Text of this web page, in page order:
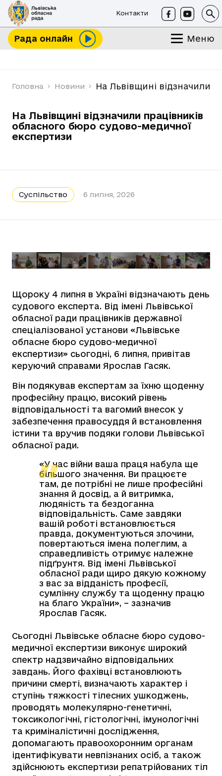
Контакти
Рада онлайн Меню
Головна Новини На Львівщині відзначили
На Львівщині відзначили працівників
обласного бюро судово-медичної
експертизи
Суспільство 6 липня, 2026
Щороку 4 липня в Україні відзначають день
судового експерта. Від імені Львівської
обласної ради працівників державної
спеціалізованої установи «Львівське
обласне бюро судово-медичної
експертизи» сьогодні, 6 липня, привітав
керуючий справами Ярослав Гасяк.
Він подякував експертам за їхню щоденну
професійну працю, високий рівень
відповідальності та вагомий внесок у
забезпечення правосуддя й встановлення
істини та вручив подяки голови Львівської
обласної ради.
«У час війни ваша праця набула ще
більшого значення. Ви працюєте
там, де потрібні не лише професійні
знання й досвід, а й витримка,
людяність та бездоганна
відповідальність. Саме завдяки
вашій роботі встановлюється
правда, документуються злочини,
повертаються імена полеглим, а
справедливість отримує належне
підґрунтя. Від імені Львівської
обласної ради щиро дякую кожному
з вас за відданість професії,
сумлінну службу та щоденну працю
на благо України», – зазначив
Ярослав Гасяк.
Сьогодні Львівське обласне бюро судово-
медичної експертизи виконує широкий
спектр надзвичайно відповідальних
завдань. Його фахівці встановлюють
причини смерті, визначають характер і
ступінь тяжкості тілесних ушкоджень,
проводять молекулярно-генетичні,
токсикологічні, гістологічні, імунологічні
та криміналістичні дослідження,
допомагають правоохоронним органам
ідентифікувати невпізнаних осіб, а також
здійснюють експертизи репатрійованих тіл